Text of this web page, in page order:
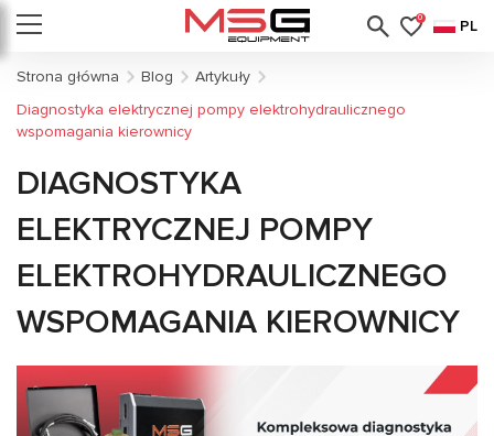
0 PL
Strona główna Blog
Artykuły
Diagnostyka elektrycznej pompy elektrohydraulicznego
wspomagania kierownicy
DIAGNOSTYKA
ELEKTRYCZNEJ POMPY
ELEKTROHYDRAULICZNEGO
WSPOMAGANIA KIEROWNICY